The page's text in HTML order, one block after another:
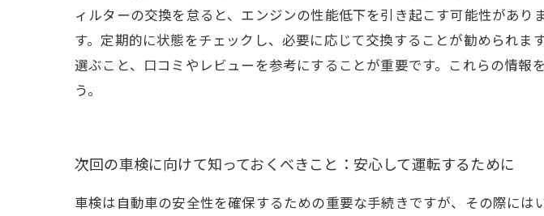
ィルターの交換を怠ると、エンジンの性能低下を引き起こす可能性があ
す。定期的に状態をチェックし、必要に応じて交換することが勧められ
選ぶこと、口コミやレビューを参考にすることが重要です。これらの情
う。
次回の車検に向けて知っておくべきこと：安心して運転するために
車検は自動車の安全性を確保するための重要な手続きですが、その際に